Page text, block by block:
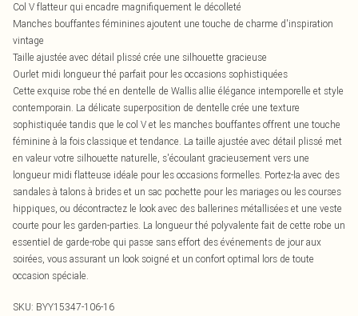
Col V flatteur qui encadre magnifiquement le décolleté
Manches bouffantes féminines ajoutent une touche de charme d'inspiration
vintage
Taille ajustée avec détail plissé crée une silhouette gracieuse
Ourlet midi longueur thé parfait pour les occasions sophistiquées
Cette exquise robe thé en dentelle de Wallis allie élégance intemporelle et style
contemporain. La délicate superposition de dentelle crée une texture
sophistiquée tandis que le col V et les manches bouffantes offrent une touche
féminine à la fois classique et tendance. La taille ajustée avec détail plissé met
en valeur votre silhouette naturelle, s'écoulant gracieusement vers une
longueur midi flatteuse idéale pour les occasions formelles. Portez-la avec des
sandales à talons à brides et un sac pochette pour les mariages ou les courses
hippiques, ou décontractez le look avec des ballerines métallisées et une veste
courte pour les garden-parties. La longueur thé polyvalente fait de cette robe un
essentiel de garde-robe qui passe sans effort des événements de jour aux
soirées, vous assurant un look soigné et un confort optimal lors de toute
occasion spéciale.
SKU: BYY15347-106-16